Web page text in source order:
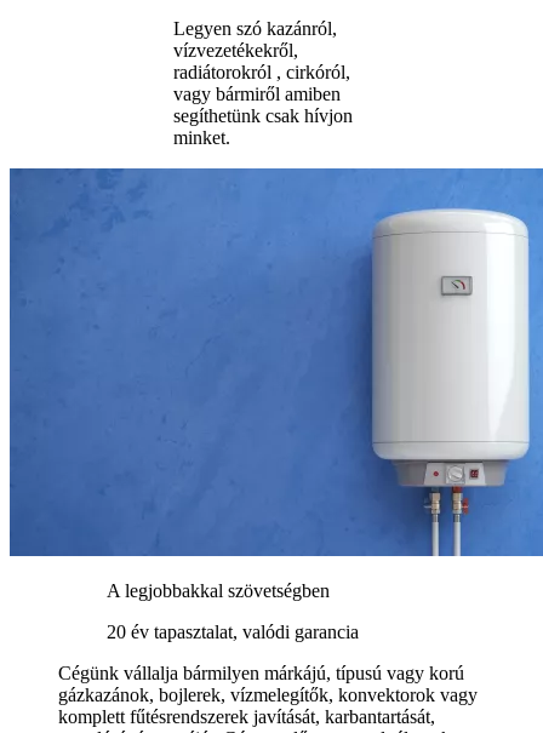
Legyen szó kazánról,
vízvezetékekről,
radiátorokról , cirkóról,
vagy bármiről amiben
segíthetünk csak hívjon
minket.
A legjobbakkal szövetségben
20 év tapasztalat, valódi garancia
Cégünk vállalja bármilyen márkájú, típusú vagy korú
gázkazánok, bojlerek, vízmelegítők, konvektorok vagy
komplett fűtésrendszerek javítását, karbantartását,